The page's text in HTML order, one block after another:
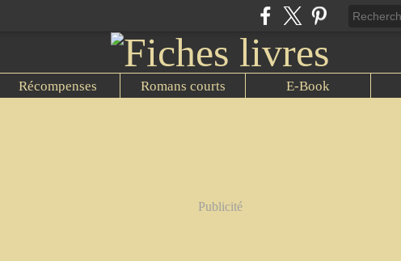
Récompenses Romans courts E-Book
Publicité